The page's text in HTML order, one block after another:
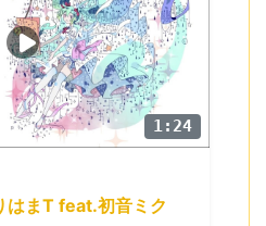
1:24
はまT feat.初音ミク